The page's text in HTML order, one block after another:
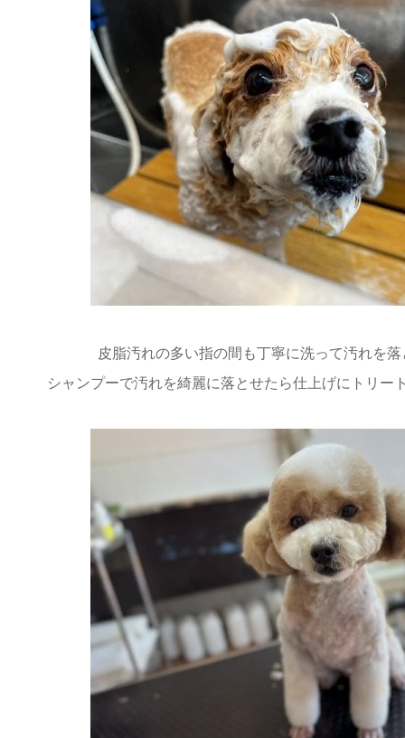
皮脂汚れの多い指の間も丁寧に洗って汚れを
シャンプーで汚れを綺麗に落とせたら仕上げにトリー